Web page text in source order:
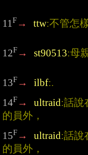
11F → ttw:不管怎
12F → st90513:母
13F → ilbf:.
14F → ultraid:話說
的員外，
15F → ultraid:話說
的員外，